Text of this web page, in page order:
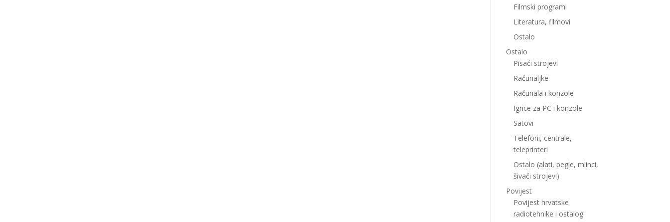
Filmski programi
Literatura, filmovi
Ostalo
Ostalo
Pisaći strojevi
Računaljke
Računala i konzole
Igrice za PC i konzole
Satovi
Telefoni, centrale,
teleprinteri
Ostalo (alati, pegle, mlinci,
šivači strojevi)
Povijest
Povijest hrvatske
radiotehnike i ostalog